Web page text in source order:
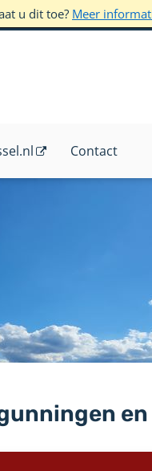
u dit toe? Meer
Contact